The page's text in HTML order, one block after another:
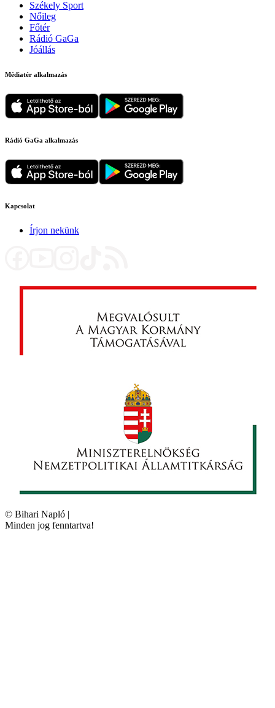
Székely Sport
Nőileg
Főtér
Rádió GaGa
Jóállás
Médiatér alkalmazás
Rádió GaGa alkalmazás
Kapcsolat
Írjon nekünk
© Bihari Napló |
Minden jog fenntartva!